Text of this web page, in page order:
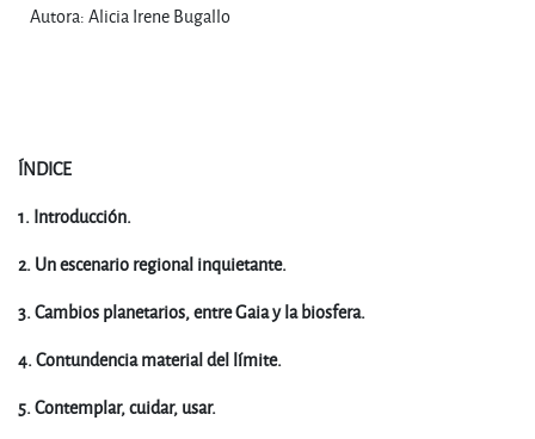
Autora: Alicia Irene Bugallo
ÍNDICE
1. Introducción.
2. Un escenario regional inquietante.
3. Cambios planetarios, entre Gaia y la biosfera.
4. Contundencia material del límite.
5. Contemplar, cuidar, usar.